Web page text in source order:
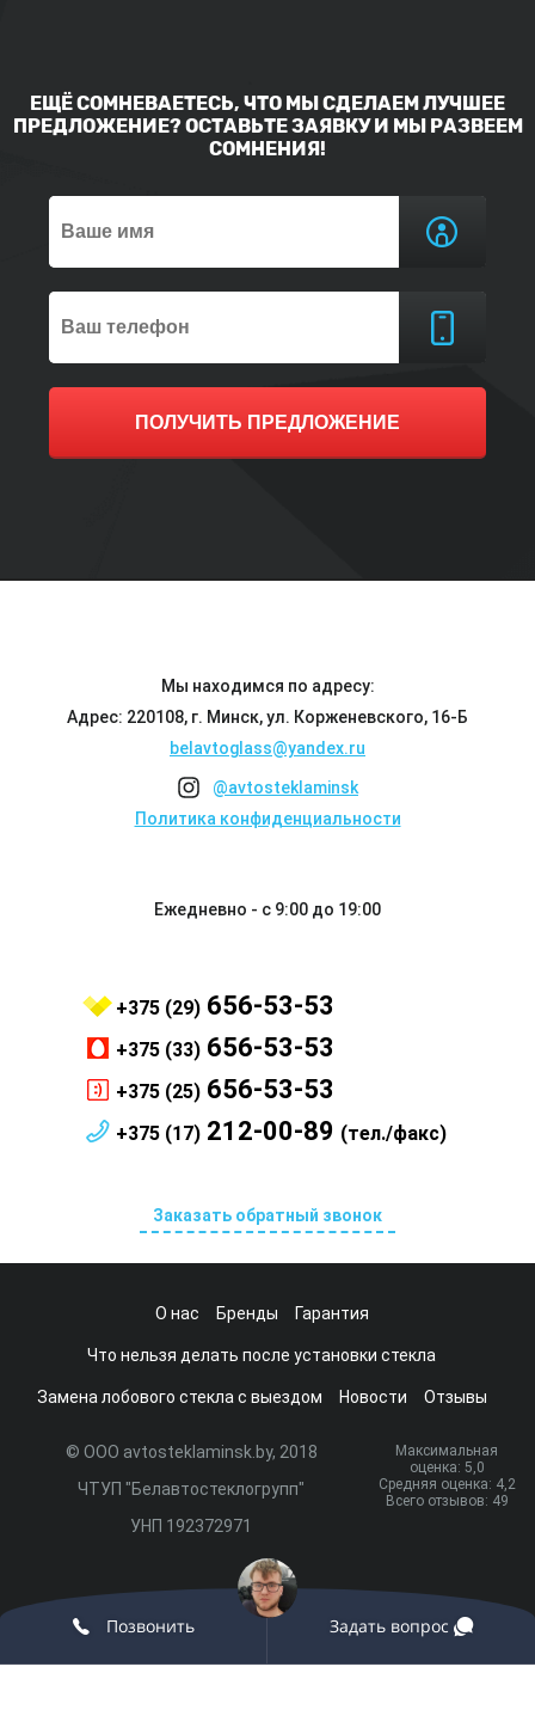
ЕЩЁ СОМНЕВАЕТЕСЬ, ЧТО МЫ СДЕЛАЕМ ЛУЧШЕЕ
ПРЕДЛОЖЕНИЕ? ОСТАВЬТЕ ЗАЯВКУ И МЫ РАЗВЕЕМ
СОМНЕНИЯ!
ПОЛУЧИТЬ ПРЕДЛОЖЕНИЕ
Мы находимся по адресу:
Адрес: 220108, г. Минск, ул. Корженевского, 16-Б
belavtoglass@yandex.ru
@avtosteklaminsk
Политика конфиденциальности
Ежедневно - с 9:00 до 19:00
+375 (29) 656-53-53
+375 (33) 656-53-53
+375 (25) 656-53-53
+375 (17) 212-00-89 (тел./факс)
Заказать обратный звонок
О нас Бренды Гарантия
Что нельзя делать после установки стекла
Замена лобового стекла с выездом Новости Отзывы
© ООО avtosteklaminsk.by, 2018
ЧТУП "Белавтостеклогрупп"
УНП 192372971
Максимальная
оценка: 5,0
Средняя оценка: 4,2
Всего отзывов: 49
Разработка сайта и продвижение:onix.by
Позвонить Задать вопрос